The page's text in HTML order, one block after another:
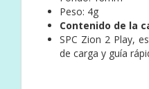
Peso: 4g
Contenido de la
SPC Zion 2 Play,
de carga y guía